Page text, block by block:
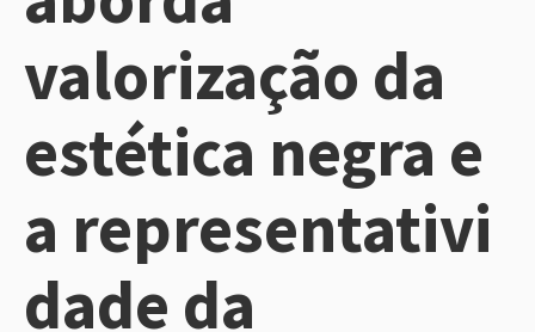
valorização da
estética negra e
a representativi
dade da